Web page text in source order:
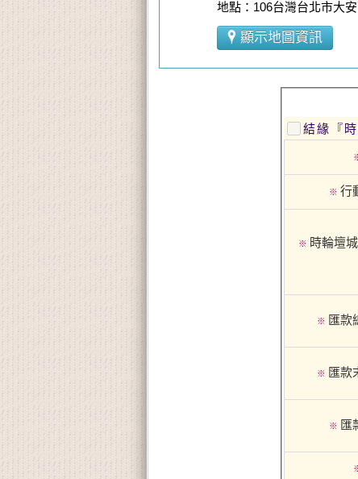
地點：106台灣台北市大
顯示地圖資訊
結緣『
※ 行
※ 時輪壇
※ 匯款
※ 匯款
※ 匯